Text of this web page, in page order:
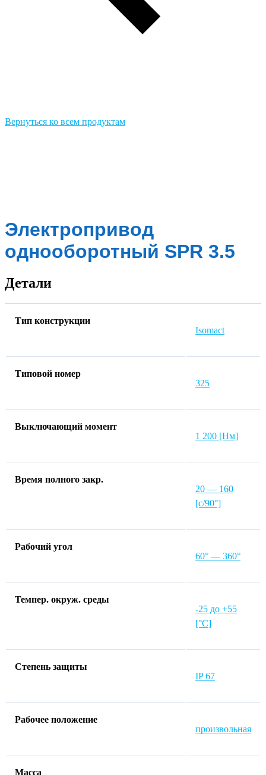
Вернуться ко всем продуктам
Электропривод
однооборотный SPR 3.5
Детали
Тип конструкции
Isomact
Типовой номер
325
Выключающий момент
1 200 [Нм]
Время полного закр.
20 — 160
[с/90°]
Рабочий угол
60° — 360°
Темпер. окруж. среды
-25 до +55
[°C]
Степень защиты
IP 67
Рабочее положение
произвольная
Macca